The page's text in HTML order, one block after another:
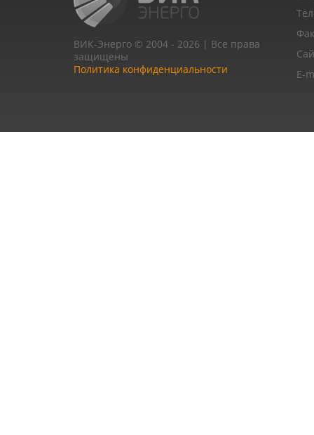
ВИК-Энерго © 2004 - 2026 | Все права
защищены
Политика конфиденциальности
E-